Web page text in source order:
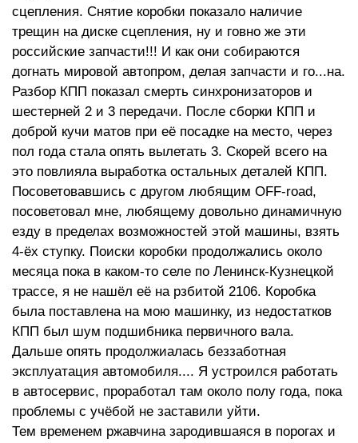
сцепления. Снятие коробки показало наличие
трещин на диске сцепления, ну и говно же эти
российские запчасти!!! И как они собираются
догнать мировой автопром, делая запчасти и го...на.
Разбор КПП показал смерть синхронизаторов и
шестерней 2 и 3 передачи. После сборки КПП и
доброй кучи матов при её посадке на место, через
пол года стала опять вылетать 3. Скорей всего на
это повлияла выработка остальных деталей КПП.
Посоветовавшись с другом любящим OFF-road,
посоветовал мне, любящему довольно динамичную
езду в пределах возможностей этой машины, взять
4-ёх ступку. Поиски коробки продолжались около
месяца пока в каком-то селе по Ленинск-Кузнецкой
трассе, я не нашёл её на рзбитой 2106. Коробка
была поставлена на мою машинку, из недостатков
КПП был шум подшибника первичного вала.
Дальше опять продолжиалась беззаботная
эксплуатация автомобиля.... Я устроился работать
в автосервис, проработал там около полу года, пока
проблемы с учёбой не заставили уйти.
Тем временем ржавчина зародившаяся в порогах и